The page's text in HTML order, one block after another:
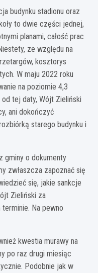
budynku stadionu oraz
to dwie części jednej,
planami, całość prac
ze względu na
kosztorys
W maju 2022 roku
na poziomie 4,3
od tej daty, Wójt Zieliński
ani dokończyć
starego budynku i
gminy o dokumenty
zwłaszcza zapoznać się
się, jakie sankcje
Zieliński za
Na pewno
kwestia murawy na
po raz drugi miesiąc
Podobnie jak w